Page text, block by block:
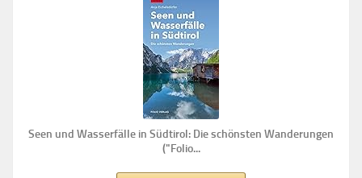
Seen und Wasserfälle in Südtirol: Die schönsten Wanderungen
("Folio...